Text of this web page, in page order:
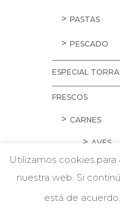
PASTAS
PESCADO
ESPECIAL
FRESCOS
CARNES
AVES
CERDO
Utilizamos cookies
nuestra web. Si
está de acuerdo.